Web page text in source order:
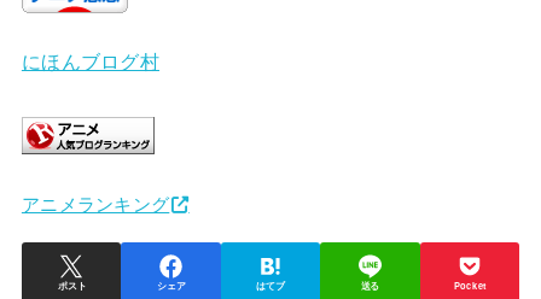
にほんブログ村
アニメランキング
ポスト シェア はてブ 送る Pocket